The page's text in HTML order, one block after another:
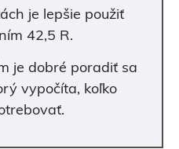
je lepšie použiť
42,5 R.
je dobré poradiť sa
vypočíta, koľko